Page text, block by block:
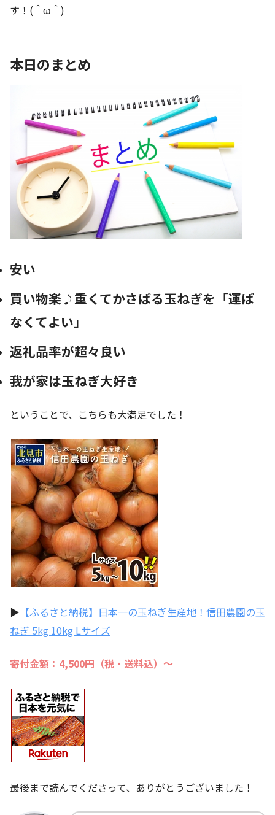
す！(＾ω＾)
本日のまとめ
安い
買い物楽♪重くてかさばる玉ねぎを「運ば
なくてよい」
返礼品率が超々良い
我が家は玉ねぎ大好き
ということで、こちらも大満足でした！
▶ 【ふるさと納税】日本一の玉ねぎ生産地！信田農園の玉
ねぎ 5kg 10kg Lサイズ
寄付金額：4,500円（税・送料込）～
最後まで読んでくださって、ありがとうございました！